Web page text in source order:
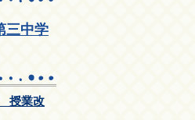
三中学
授業改